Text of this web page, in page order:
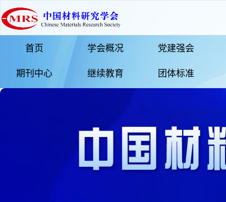
首页 学会概况 党建强会
期刊中心 继续教育 团体标准